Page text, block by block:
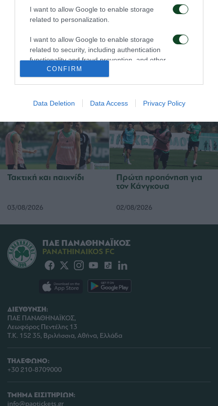
I want to allow Google to enable storage
related to personalization.
I want to allow Google to enable storage
related to security, including authentication
functionality and fraud prevention, and other
user protection.
CONFIRM
Data Deletion Data Access Privacy Policy
Ιατρική ενημέρωση για
τον Ανδρέα Τετέι
Προπόνηση και
την ΤΣΣΚΑ 1948
Τακτική και παιχνίδι
03/08/2026
Πρώτη προπόνηση για
τον Κάνγκουα
02/08/2026
ΔΙΕΥΘΥΝΣΗ:
ΠΑΕ ΠΑΝΑΘΗΝΑΪΚΟΣ,
Λεωφόρος Πεντέλης 13
Τ.Κ. 152 35, Βριλήσσια, Αθήνα, Ελλάδα
ΤΗΛΕΦΩΝΟ:
+30 210-8709000
ΤΜΗΜΑ ΕΙΣΙΤΗΡΙΩΝ:
info@paotickets.gr
ΠΑΕ ΠΑΝΑΘΗΝΑΪΚΟΣ
PANATHINAIKOS FC